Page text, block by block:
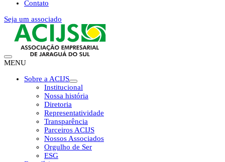
Contato
Seja um associado
MENU
Sobre a ACIJS
Institucional
Nossa história
Diretoria
Representatividade
Transparência
Parceiros ACIJS
Nossos Associados
Orgulho de Ser
ESG